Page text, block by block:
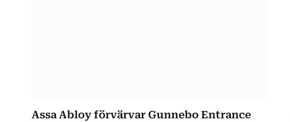
Assa Abloy förvärvar Gunnebo Entrance